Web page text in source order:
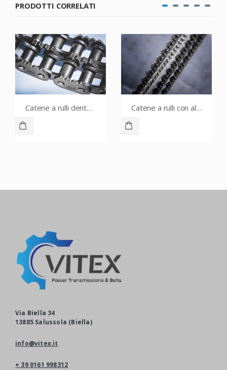
PRODOTTI CORRELATI
Catene a rulli dentate Catene a rulli con alette a V
Via Biella 34
13885 Salussola (Biella)
info@vitex.it
+ 39 0161 998312